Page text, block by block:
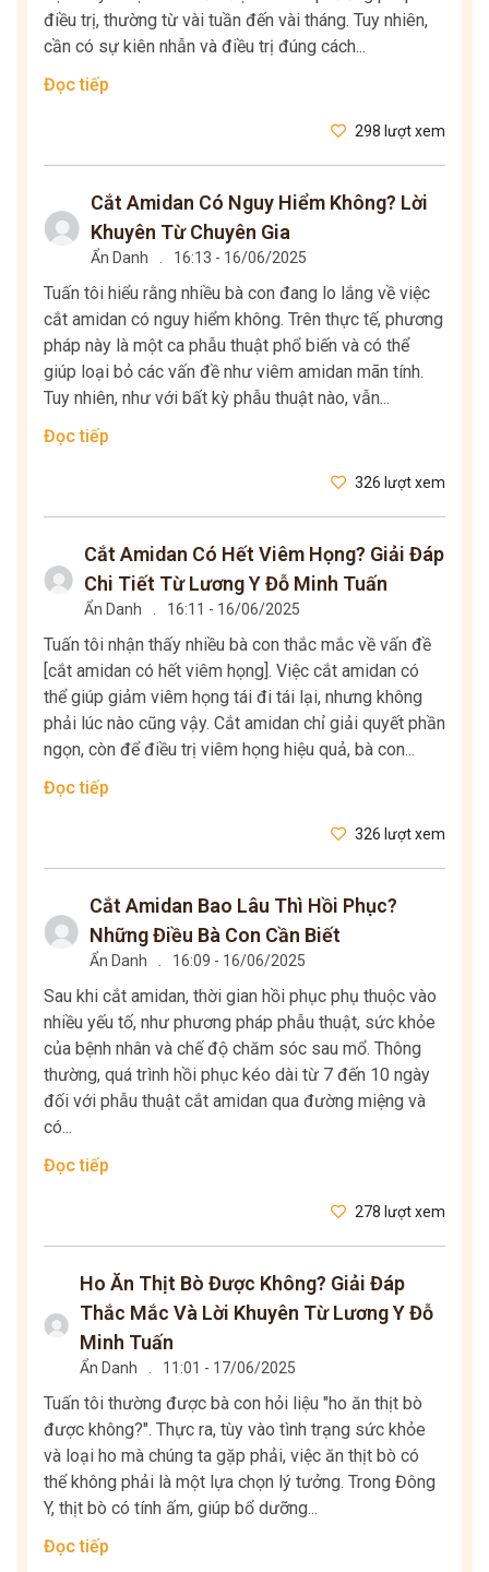
điều trị, thường từ vài tuần đến vài tháng. Tuy nhiên,
cần có sự kiên nhẫn và điều trị đúng cách...
Đọc tiếp
298 lượt xem
Cắt Amidan Có Nguy Hiểm Không? Lời
Khuyên Từ Chuyên Gia
Ẩn Danh . 16:13 - 16/06/2025
Tuấn tôi hiểu rằng nhiều bà con đang lo lắng về việc
cắt amidan có nguy hiểm không. Trên thực tế, phương
pháp này là một ca phẫu thuật phổ biến và có thể
giúp loại bỏ các vấn đề như viêm amidan mãn tính.
Tuy nhiên, như với bất kỳ phẫu thuật nào, vẫn...
Đọc tiếp
326 lượt xem
Cắt Amidan Có Hết Viêm Họng? Giải Đáp
Chi Tiết Từ Lương Y Đỗ Minh Tuấn
Ẩn Danh . 16:11 - 16/06/2025
Tuấn tôi nhận thấy nhiều bà con thắc mắc về vấn đề
[cắt amidan có hết viêm họng]. Việc cắt amidan có
thể giúp giảm viêm họng tái đi tái lại, nhưng không
phải lúc nào cũng vậy. Cắt amidan chỉ giải quyết phần
ngọn, còn để điều trị viêm họng hiệu quả, bà con...
Đọc tiếp
326 lượt xem
Cắt Amidan Bao Lâu Thì Hồi Phục?
Những Điều Bà Con Cần Biết
Ẩn Danh . 16:09 - 16/06/2025
Sau khi cắt amidan, thời gian hồi phục phụ thuộc vào
nhiều yếu tố, như phương pháp phẫu thuật, sức khỏe
của bệnh nhân và chế độ chăm sóc sau mổ. Thông
thường, quá trình hồi phục kéo dài từ 7 đến 10 ngày
đối với phẫu thuật cắt amidan qua đường miệng và
có...
Đọc tiếp
278 lượt xem
Ho Ăn Thịt Bò Được Không? Giải Đáp
Thắc Mắc Và Lời Khuyên Từ Lương Y Đỗ
Minh Tuấn
Ẩn Danh . 11:01 - 17/06/2025
Tuấn tôi thường được bà con hỏi liệu "ho ăn thịt bò
được không?". Thực ra, tùy vào tình trạng sức khỏe
và loại ho mà chúng ta gặp phải, việc ăn thịt bò có
thể không phải là một lựa chọn lý tưởng. Trong Đông
Y, thịt bò có tính ấm, giúp bổ dưỡng...
Đọc tiếp